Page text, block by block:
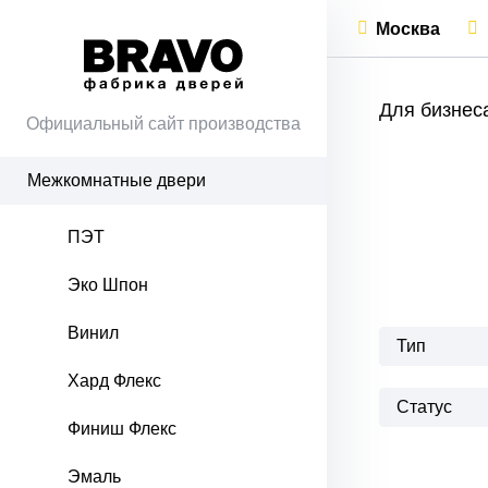
Официальный сайт производства
Межкомнатные двери
ПЭТ
Эко Шпон
Винил
Хард Флекс
Финиш Флекс
Эмаль
Москва
Для
Тип
Статус